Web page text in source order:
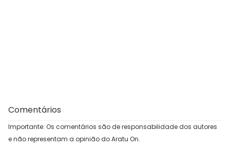
Comentários
Importante: Os comentários são de responsabilidade dos autores
e não representam a opinião do Aratu On.